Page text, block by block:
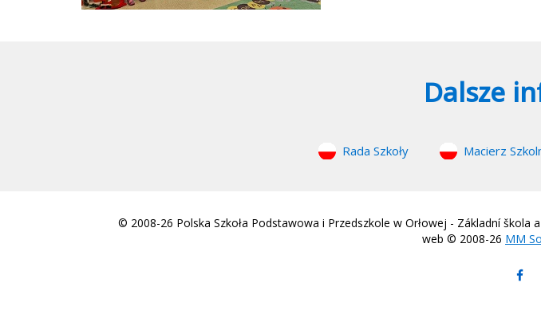
Dalsze
Rada Szkoły Macierz
© 2008-26 Polska Szkoła Podstawowa i Przedszkole w Orłowej - Základní
web © 2008-26 MM